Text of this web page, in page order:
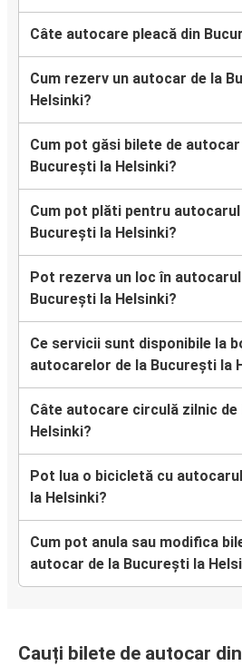
Câte autocare pleacă din
Cum rezerv un autocar de la
Helsinki?
Cum pot găsi bilete de
București la Helsinki?
Cum pot plăti pentru autocarul
București la Helsinki?
Pot rezerva un loc în
București la Helsinki?
Ce servicii sunt disponibile la
autocarelor de la București la
Câte autocare circulă zilnic de
Helsinki?
Pot lua o bicicletă cu
la Helsinki?
Cum pot anula sau modifica
autocar de la București la
Cauți bilete de autocar